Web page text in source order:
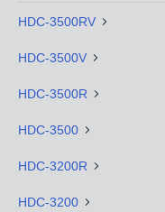
HDC-3500RV
HDC-3500V
HDC-3500R
HDC-3500
HDC-3200R
HDC-3200